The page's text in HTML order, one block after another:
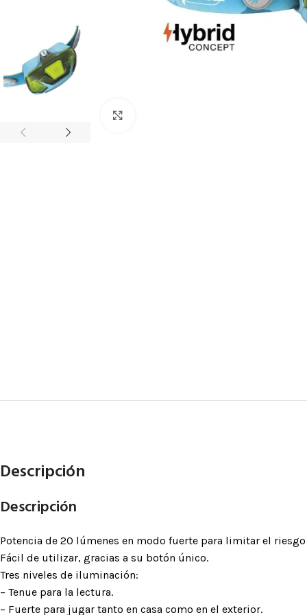
Descripción
Descripción
Potencia de 20 lúmenes en modo fuerte para limitar el
Fácil de utilizar, gracias a su botón único.
Tres niveles de iluminación:
– Tenue para la lectura.
– Fuerte para jugar tanto en casa como en el exterior.